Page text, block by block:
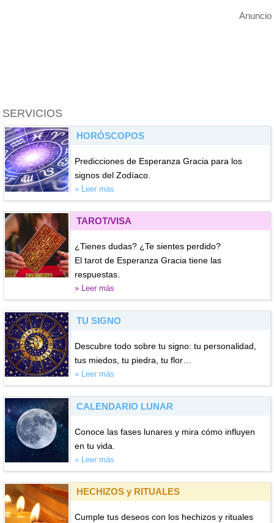
Anuncio
SERVICIOS
HORÓSCOPOS
Predicciones de Esperanza Gracia para los
signos del Zodíaco.
» Leer más
TAROT/VISA
¿Tienes dudas? ¿Te sientes perdido?
El tarot de Esperanza Gracia tiene las
respuestas.
» Leer más
TU SIGNO
Descubre todo sobre tu signo: tu personalidad,
tus miedos, tu piedra, tu flor…
» Leer más
CALENDARIO LUNAR
Conoce las fases lunares y mira cómo influyen
en tu vida.
» Leer más
HECHIZOS y RITUALES
Cumple tus deseos con los hechizos y rituales